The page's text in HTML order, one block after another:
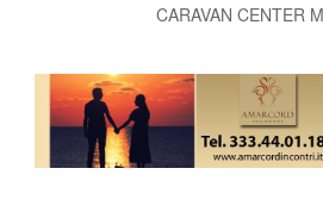
CARAVAN CENTER